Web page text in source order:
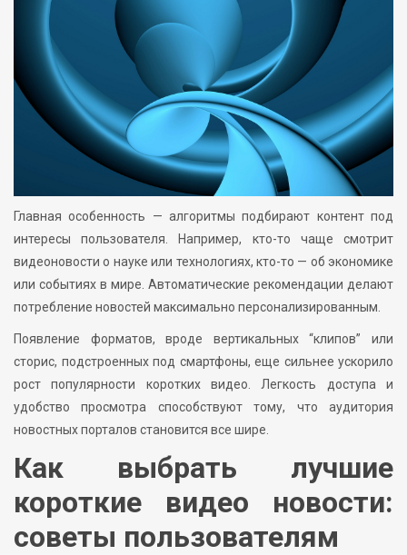
Главная особенность — алгоритмы подбирают контент под
интересы пользователя. Например, кто-то чаще смотрит
видеоновости о науке или технологиях, кто-то — об экономике
или событиях в мире. Автоматические рекомендации делают
потребление новостей максимально персонализированным.
Появление форматов, вроде вертикальных “клипов” или
сторис, подстроенных под смартфоны, еще сильнее ускорило
рост популярности коротких видео. Легкость доступа и
удобство просмотра способствуют тому, что аудитория
новостных порталов становится все шире.
Как выбрать лучшие
короткие видео новости:
советы пользователям